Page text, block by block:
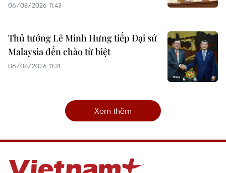
06/08/2026 11:43
Thủ tướng Lê Minh Hưng tiếp Đại sứ
Malaysia đến chào từ biệt
06/08/2026 11:31
Xem thêm